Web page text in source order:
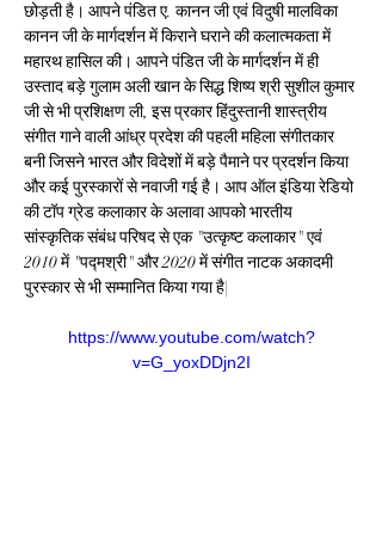
छोड़ती है। आपने पंडित ए. कानन जी एवं विदुषी मालविका
कानन जी के मार्गदर्शन में किराने घराने की कलात्मकता में
महारथ हासिल की। आपने पंडित जी के मार्गदर्शन में ही
उस्ताद बड़े गुलाम अली खान के सिद्ध शिष्य श्री सुशील कुमार
जी से भी प्रशिक्षण ली, इस प्रकार हिंदुस्तानी शास्त्रीय
संगीत गाने वाली आंध्र प्रदेश की पहली महिला संगीतकार
बनी जिसने भारत और विदेशों में बड़े पैमाने पर प्रदर्शन किया
और कई पुरस्कारों से नवाजी गई है। आप ऑल इंडिया रेडियो
की टॉप ग्रेड कलाकार के अलावा आपको भारतीय
सांस्कृतिक संबंध परिषद से एक "उत्कृष्ट कलाकार" एवं
2010 में "पद्मश्री" और 2020 में संगीत नाटक अकादमी
पुरस्कार से भी सम्मानित किया गया है|
https://www.youtube.com/watch?
v=G_yoxDDjn2I